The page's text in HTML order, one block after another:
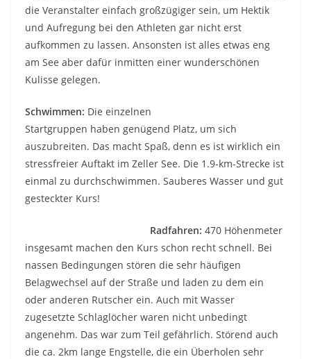
die Veranstalter einfach großzügiger sein, um Hektik
und Aufregung bei den Athleten gar nicht erst
aufkommen zu lassen. Ansonsten ist alles etwas eng
am See aber dafür inmitten einer wunderschönen
Kulisse gelegen.
Schwimmen: Die einzelnen
Startgruppen haben genügend Platz, um sich
auszubreiten. Das macht Spaß, denn es ist wirklich ein
stressfreier Auftakt im Zeller See. Die 1.9-km-Strecke ist
einmal zu durchschwimmen. Sauberes Wasser und gut
gesteckter Kurs!
Radfahren: 470 Höhenmeter
insgesamt machen den Kurs schon recht schnell. Bei
nassen Bedingungen stören die sehr häufigen
Belagwechsel auf der Straße und laden zu dem ein
oder anderen Rutscher ein. Auch mit Wasser
zugesetzte Schlaglöcher waren nicht unbedingt
angenehm. Das war zum Teil gefährlich. Störend auch
die ca. 2km lange Engstelle, die ein Überholen sehr